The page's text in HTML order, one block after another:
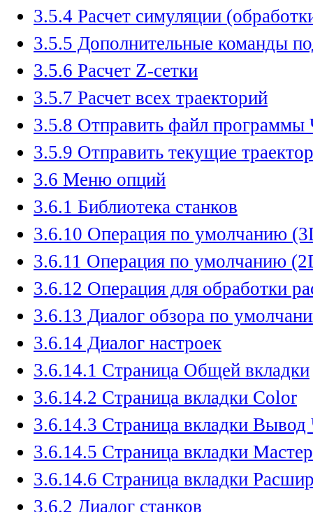
3.5.4 Расчет симуляции
3.5.5 Дополнительные команды
3.5.6 Расчет Z-сетки
3.5.7 Расчет всех траекторий
3.5.8 Отправить файл
3.5.9 Отправить текущие
3.6 Меню опций
3.6.1 Библиотека станков
3.6.10 Операция по умолчанию
3.6.11 Операция по умолчанию
3.6.12 Операция для обработки
3.6.13 Диалог обзора по
3.6.14 Диалог настроек
3.6.14.1 Страница Общей вкладки
3.6.14.2 Страница вкладки Color
3.6.14.3 Страница вкладки
3.6.14.5 Страница вкладки
3.6.14.6 Страница вкладки
3.6.2 Диалог станков